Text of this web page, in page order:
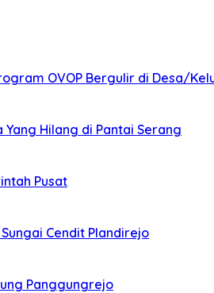
OVOP Bergulir di Desa/
Hilang di Pantai Serang
Pusat
Cendit Plandirejo
Panggungrejo